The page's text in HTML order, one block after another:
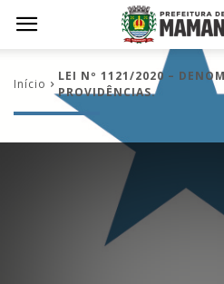
Início
LEI Nº 1121/2020 –
PROVIDÊNCIAS.